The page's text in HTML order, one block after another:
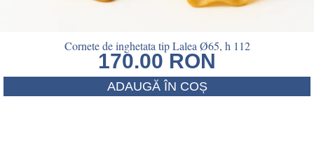
Cornete de inghetata tip Lalea Ø65, h 112
170.00 RON
ADAUGĂ ÎN COȘ